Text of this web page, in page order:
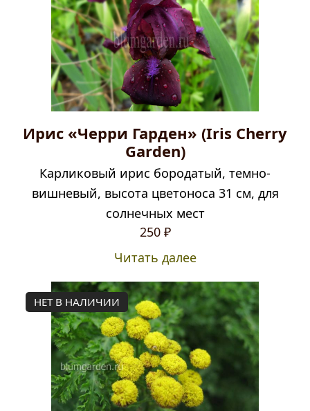
Ирис «Черри Гарден» (Iris Cherry
Garden)
Карликовый ирис бородатый, темно-
вишневый, высота цветоноса 31 см, для
солнечных мест
250 ₽
Читать далее
НЕТ В НАЛИЧИИ